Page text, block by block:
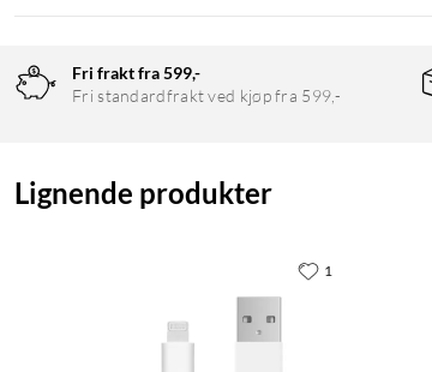
Fri frakt fra 599,-
Fri standardfrakt ved kjøp fra 599,-
Lignende produkter
1